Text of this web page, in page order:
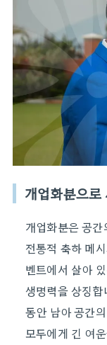
개업화분으
개업화분은 공
전통적 축하 메
벤트에서 살아
생명력을 상징
동안 남아 공간
모두에게 긴 여